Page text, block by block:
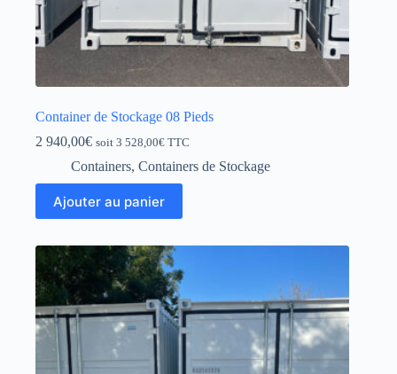
Container de Stockage 08 Pieds
2 940,00€ soit 3 528,00€ TTC
Containers, Containers de Stockage
Ajouter au panier